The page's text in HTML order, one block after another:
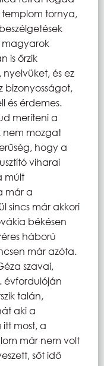
tornya,
magyarok
is őrzik
és ez
bizonyosságot,
és érdemes.
meríteni a
nem mozgat
hogy a
viharai
múlt
már a
sincs már akkori
békésen
háború
már azóta.
szavai,
évfordulóján
talán,
aki a
most, a
már nem volt
sőt idő